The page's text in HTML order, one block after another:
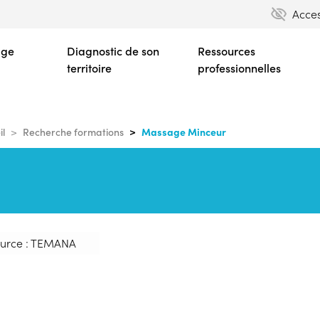
contenu
principal
Diagnostic de son
territoire
Ressources
professionnelles
Recherche formations Massage Minceur
: TEMANA